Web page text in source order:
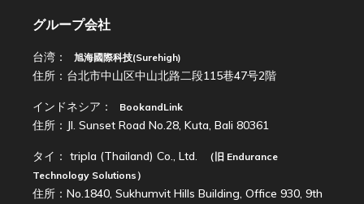
グループ会社
台湾： 旭海國際科技(Surehigh)
住所：台北市中山区中山北路二段115巷47号2階
インドネシア： BookandLink
住所：Jl. Sunset Road No.28, Kuta, Bali 80361
タイ： tripla (Thailand) Co., Ltd. （旧 Endurance
Technology Solutions ）
住所：No.1840, Sukhumvit Hills Building, Office 930, 9th